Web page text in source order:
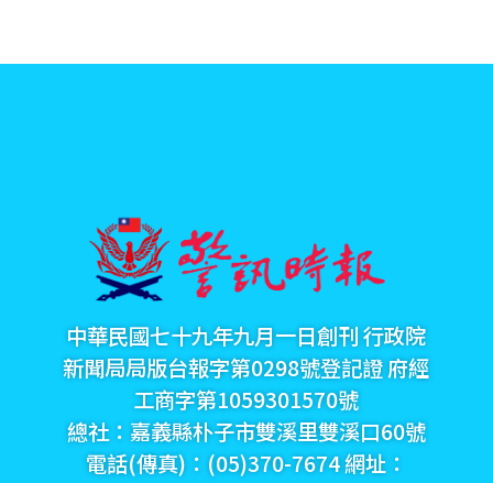
中華民國七十九年九月一日創刊 行政院
新聞局局版台報字第0298號登記證 府經
工商字第1059301570號
總社：嘉義縣朴子市雙溪里雙溪口60號
電話(傳真)：(05)370-7674 網址：